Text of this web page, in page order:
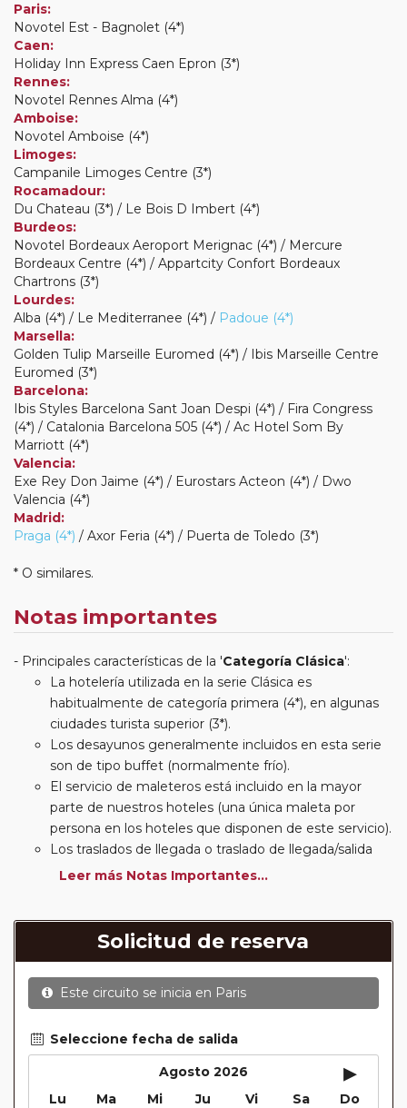
Paris:
Novotel Est - Bagnolet (4*)
Caen:
Holiday Inn Express Caen Epron (3*)
Rennes:
Novotel Rennes Alma (4*)
Amboise:
Novotel Amboise (4*)
Limoges:
Campanile Limoges Centre (3*)
Rocamadour:
Du Chateau (3*) / Le Bois D Imbert (4*)
Burdeos:
Novotel Bordeaux Aeroport Merignac (4*) / Mercure
Bordeaux Centre (4*) / Appartcity Confort Bordeaux
Chartrons (3*)
Lourdes:
Alba (4*) / Le Mediterranee (4*) / Padoue (4*)
Marsella:
Golden Tulip Marseille Euromed (4*) / Ibis Marseille Centre
Euromed (3*)
Barcelona:
Ibis Styles Barcelona Sant Joan Despi (4*) / Fira Congress
(4*) / Catalonia Barcelona 505 (4*) / Ac Hotel Som By
Marriott (4*)
Valencia:
Exe Rey Don Jaime (4*) / Eurostars Acteon (4*) / Dwo
Valencia (4*)
Madrid:
Praga (4*) / Axor Feria (4*) / Puerta de Toledo (3*)
* O similares.
Notas importantes
Principales características de la 'Categoría Clásica':
La hotelería utilizada en la serie Clásica es
habitualmente de categoría primera (4*), en algunas
ciudades turista superior (3*).
Los desayunos generalmente incluidos en esta serie
son de tipo buffet (normalmente frío).
El servicio de maleteros está incluido en la mayor
parte de nuestros hoteles (una única maleta por
persona en los hoteles que disponen de este servicio).
Los traslados de llegada o traslado de llegada/salida
estarán incluidos según itinerario.
suplemento de media pensión (incluirá un número de
almuerzos o cenas señalado en su itinerario).
En muchos itinerarios le incluimos algunas cenas. En
circuitos clásicos Europeos normalmente las entradas
mientras que en viajes regionales y otros viajes
incluimos muchas de las entradas. En todos los
circuitos incluimos visitas con guías locales en las
principales ciudades, en muchos incluimos diferentes
Leer más Notas Importantes...
Solicitud de reserva
Este circuito se inicia en Paris
Seleccione fecha de salida
Agosto 2026
▸
Lu Ma Mi Ju Vi Sa Do